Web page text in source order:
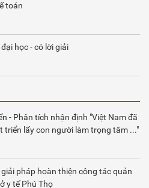
toán
học - có lời giải
- Phân tích nhận định "Việt Nam đã
triển lấy con người làm trọng tâm ..."
pháp hoàn thiện công tác quản
y tế Phú Thọ